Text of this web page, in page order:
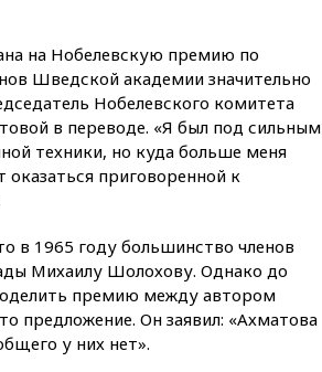
вчера, 22:15Аксаков: ЦБ
согласовал первый стандарт
исламского банкинга
вчера, 21:43 Организаторы
«Интервидения»
подтвердили, что конкурс
подготовили концепцию
развития театрального
искусства до 2035 года
вчера, 21:21Правительство
РФ разрешило продажу
на Нобелевскую премию по
Шведской академии значительно
Нобелевского комитета
в переводе. «Я был под сильным
техники, но куда больше меня
приговоренной к
в 1965 году большинство членов
Михаилу Шолохову. Однако до
премию между автором
предложение. Он заявил: «Ахматова
у них нет».